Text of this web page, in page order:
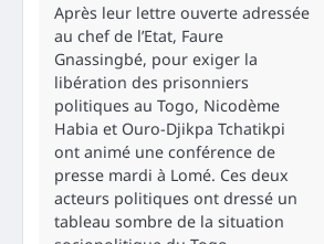
Après leur lettre ouverte adressée
au chef de l’Etat, Faure
Gnassingbé, pour exiger la
libération des prisonniers
politiques au Togo, Nicodème
Habia et Ouro-Djikpa Tchatikpi
ont animé une conférence de
presse mardi à Lomé. Ces deux
acteurs politiques ont dressé un
tableau sombre de la situation